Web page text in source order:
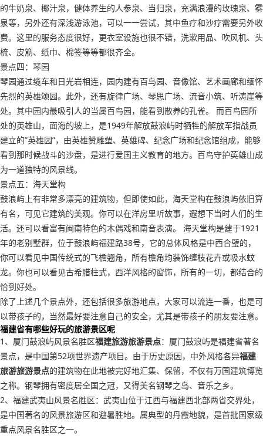
的牛奶泉、椰汁泉，健体养生的人参泉、当归泉，充满浪漫的玫瑰泉、雾
泉等，另外还有深浅游泳池，可以一一尝试，其中鱼疗和沙疗需要另外收
费。这里的服务态度很好，更衣室设施也很不错，洗漱用品、吹风机、头
梳、皮筋、纸巾、棉签等等都很齐全。
景点四：琴园
琴园通过缆车和日光岩相连，园内建有百鸟园、音像馆、艺术画廊和缅怀
先烈的英雄颂园。此外，还有旋律广场、琴思广场、流音小筑、听涛崖等
处。其中园内最吸引人的当属百鸟园，能看到散养的孔雀。 而百鸟园所
处的英雄山，面海的坡上，是1949年解放鼓浪屿时牺牲的解放军指战员
建立的”英雄园”，由英雄赞雕塑、英雄碑、纪念广场和纪念馆组成，能够
看到那时候战斗的沙盘，是进行爱国主义教育的地方。百鸟守护英雄山成
为一道独特的风景线。
景点五：海天堂构
鼓浪屿上有非常多漂亮的建筑物，但即使如此，海天堂构在鼓浪屿依旧算
有名，可见它建筑的美观。你可以在洋房里听故事，遐想下当时人们的生
活。还可以看富有闽南特色的木偶戏和南音表演。 海天堂构是建于1921
年的老别墅群，位于鼓浪屿福建路38号，它的总体风格是中西合璧的，
你可以看见中国传统式的飞檐翘角，所有檐角均装饰缠枝花卉或吸水蚊
龙。你也可以看见古希腊柱式，西洋风格的窗饰，所有的一切，都结合的
恰到好处。
除了上述几个景点外，还包括很多旅游地点，大家可以流连一番，也是可
以带孩子的，当然最好要注意自己的安全，尤其是带孩子的朋友要注意。
福建省有哪些好玩的旅游景区呢
1、厦门鼓浪屿风景名胜区福建旅游旅游景点：厦门鼓浪屿是福建省著名
景点，是中国第52项世界遗产项目。由于历史原因，中外风格各异福建
旅游旅游景点的建筑物在此地被完好地汇集、保留，不仅有万国建筑博览
之称。钢琴拥有密度居全国之冠，又得美名钢琴之岛、音乐之乡。
2、福建武夷山风景名胜区：武夷山位于江西与福建西北部两省交界处，
是中国著名的风景旅游区和避暑胜地。属典型的丹霞地貌，是首批国家级
重点风景名胜区之一。